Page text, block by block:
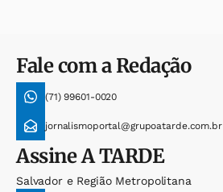
Fale com a Redação
(71) 99601-0020
jornalismoportal@grupoatarde.com.br
AssineA TARDE
Salvador e Região Metropolitana